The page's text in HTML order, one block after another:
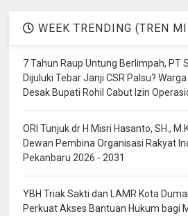
WEEK TRENDING (TREN
7 Tahun Raup Untung Berlimpah, PT
Dijuluki Tebar Janji CSR Palsu?
Desak Bupati Rohil Cabut Izin
ORI Tunjuk dr H Misri Hasanto, SH.,
Dewan Pembina Organisasi Rakyat
Pekanbaru 2026 - 2031
YBH Triak Sakti dan LAMR Kota
Perkuat Akses Bantuan Hukum bagi